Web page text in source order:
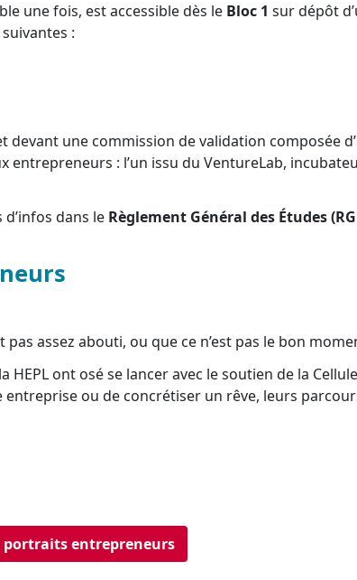
une fois, est accessible dès le Bloc 1 sur dépôt
:
une commission de validation composée
entrepreneurs : l’un issu du VentureLab,
d’infos dans le Règlement Général des Études
assez abouti, ou que ce n’est pas le bon
ont osé se lancer avec le soutien de la
ou de concrétiser un rêve, leurs
portraits entrepreneurs